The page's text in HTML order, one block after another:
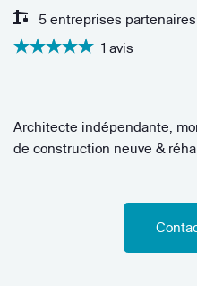
5 entreprises partenaires
1 avis
Architecte indépendante,
de construction neuve &